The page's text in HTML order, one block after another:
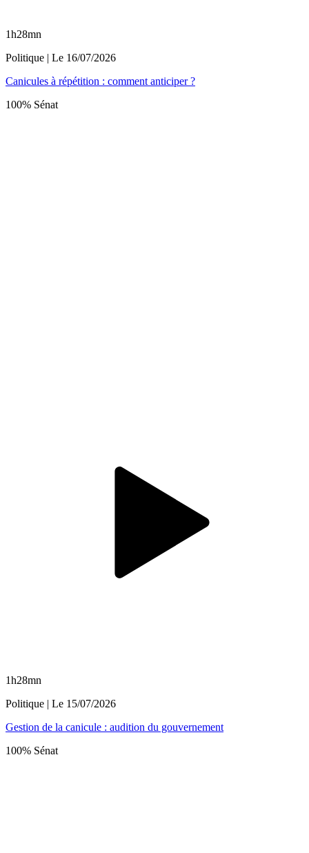
1h28mn
Politique | Le 16/07/2026
Canicules à répétition : comment anticiper ?
100% Sénat
1h28mn
Politique | Le 15/07/2026
Gestion de la canicule : audition du gouvernement
100% Sénat